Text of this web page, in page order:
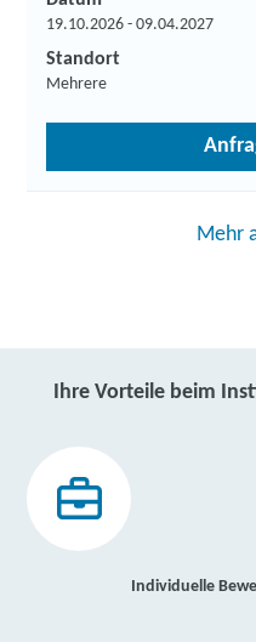
19.10.2026 - 09.04.2027
Standort
Mehrere
Mehr
Ihre Vorteile beim
Individuelle